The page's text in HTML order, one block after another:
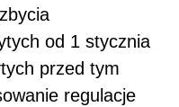
od 1 stycznia
przed tym
regulacje